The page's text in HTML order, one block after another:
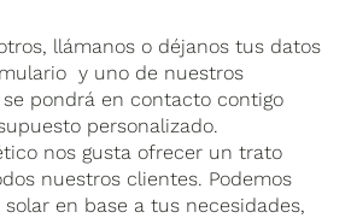
llámanos o déjanos tus datos
y uno de nuestros
pondrá en contacto contigo
personalizado.
nos gusta ofrecer un trato
nuestros clientes. Podemos
en base a tus necesidades,